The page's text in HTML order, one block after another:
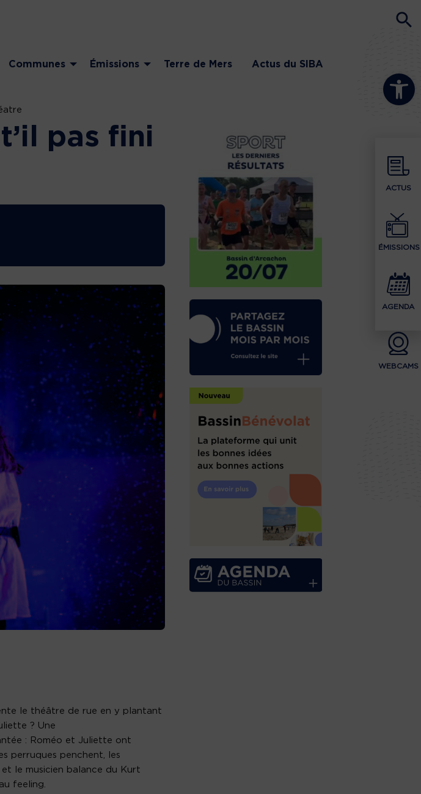
Ouvrir la
ACTUS
ÉMISSIONS
AGENDA
WEBCAMS
Communes Émissions Terre de Mers Actus du SIBA
pas fini
le théâtre de rue en y plantant
? Une
: Roméo et Juliette ont
perruques penchent, les
le musicien balance du Kurt
feeling.